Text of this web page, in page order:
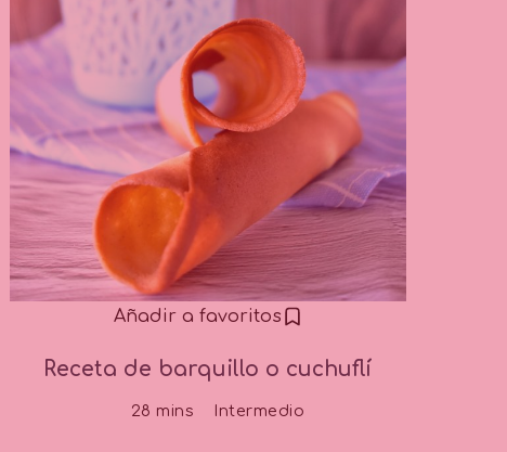
Añadir a favoritos
Receta de barquillo o cuchuflí
28 mins Intermedio